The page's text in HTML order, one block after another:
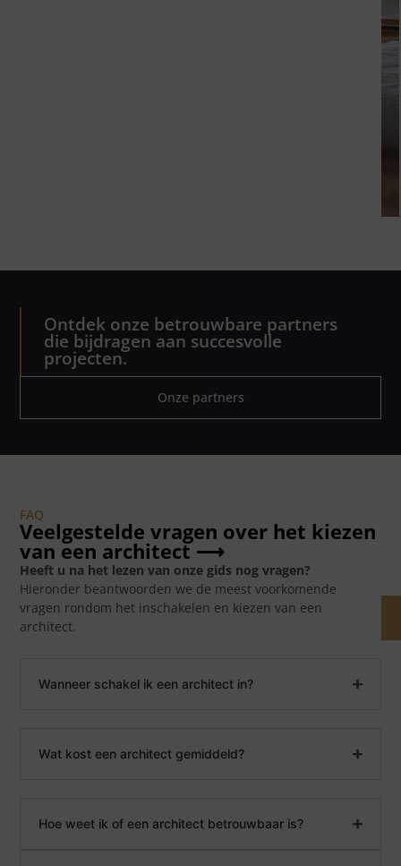
Ontdek onze betrouwbare partners
die bijdragen aan succesvolle
projecten.
Onze partners
FAQ
Veelgestelde vragen over het kiezen
van een architect ⟶
Heeft u na het lezen van onze gids nog vragen?
Hieronder beantwoorden we de meest voorkomende
vragen rondom het inschakelen en kiezen van een
architect.
Wanneer schakel ik een architect in?
Wat kost een architect gemiddeld?
Hoe weet ik of een architect betrouwbaar is?